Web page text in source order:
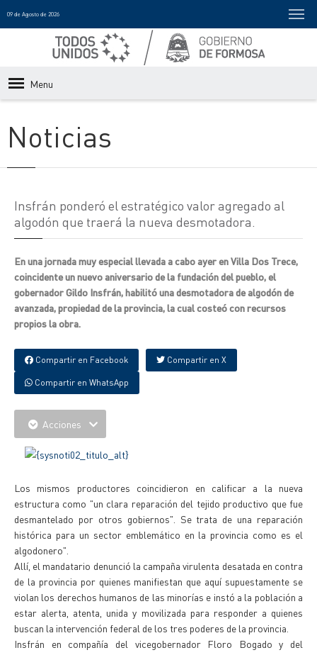
09 de Agosto de 2026
Menu
Noticias
Insfrán ponderó el estratégico valor agregado al
algodón que traerá la nueva desmotadora.
En una jornada muy especial llevada a cabo ayer en Villa Dos Trece,
coincidente un nuevo aniversario de la fundación del pueblo, el
gobernador Gildo Insfrán, habilitó una desmotadora de algodón de
avanzada, propiedad de la provincia, la cual costeó con recursos
propios la obra.
Compartir en Facebook Compartir en X
Compartir en WhatsApp
Acciones
Los mismos productores coincidieron en calificar a la nueva
estructura como "un clara reparación del tejido productivo que fue
desmantelado por otros gobiernos". Se trata de una reparación
histórica para un sector emblemático en la provincia como es el
algodonero".
Allí, el mandatario denunció la campaña virulenta desatada en contra
de la provincia por quienes manifiestan que aquí supuestamente se
violan los derechos humanos de las minorías e instó a la población a
estar alerta, atenta, unida y movilizada para responder a quienes
buscan la intervención federal de los tres poderes de la provincia.
Insfrán en compañía del vicegobernador Floro Bogado y del